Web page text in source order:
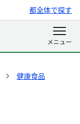
都全体で探す
健康食品